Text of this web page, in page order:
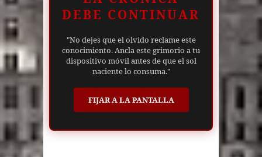
DEBE CONTINUAR
"No dejes que el olvido reclame este
conocimiento. Ancla este grimorio a tu
dispositivo móvil antes de que el sol
naciente lo consuma."
FIJAR A LA PANTALLA